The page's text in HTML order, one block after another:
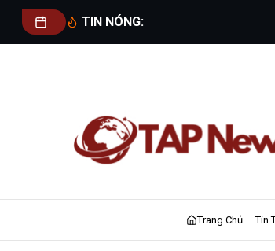
TIN NÓNG:
Trang Chủ Tin